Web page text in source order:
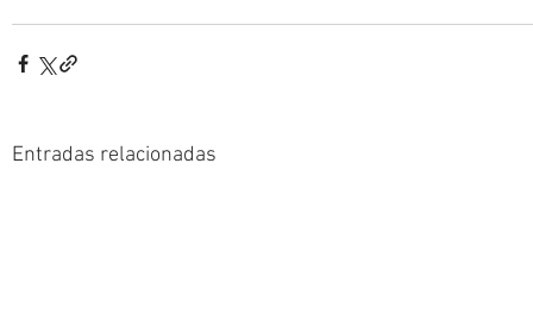
Entradas relacionadas